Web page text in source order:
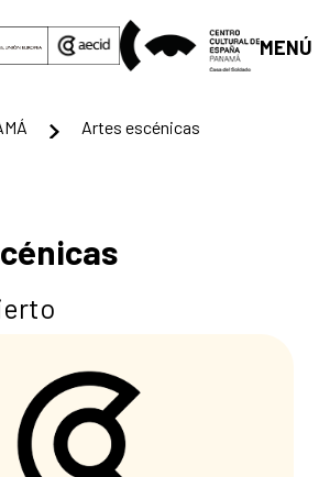
principal
MENÚ
Artes escénicas